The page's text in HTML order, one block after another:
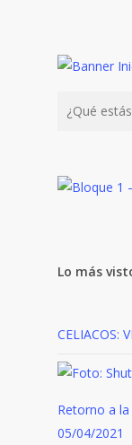
Lo más
CELIACOS:
Retorno a
05/04/2021